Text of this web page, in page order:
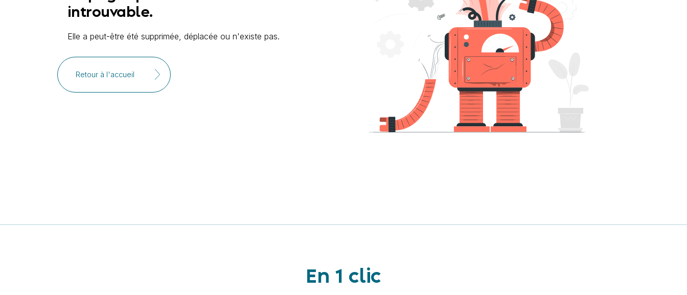
introuvable.
Elle a peut-être été supprimée, déplacée ou n'existe pas.
Retour à l'accueil
En 1 clic